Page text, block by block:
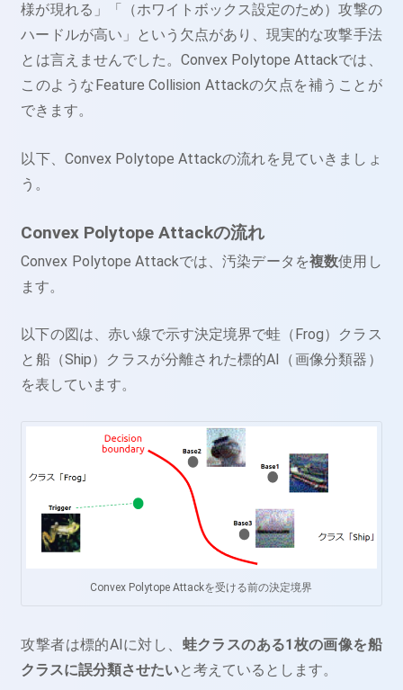
様が現れる」「（ホワイトボックス設定のため）攻撃の
ハードルが高い」という欠点があり、現実的な攻撃手法
とは言えませんでした。Convex Polytope Attackでは、
このようなFeature Collision Attackの欠点を補うことが
できます。
以下、Convex Polytope Attackの流れを見ていきましょ
う。
Convex Polytope Attackの流れ
Convex Polytope Attackでは、汚染データを複数使用し
ます。
以下の図は、赤い線で示す決定境界で蛙（Frog）クラス
と船（Ship）クラスが分離された標的AI（画像分類器）
を表しています。
Convex Polytope Attackを受ける前の決定境界
攻撃者は標的AIに対し、 蛙クラスのある1枚の画像を船
クラスに誤分類させたいと考えているとします。